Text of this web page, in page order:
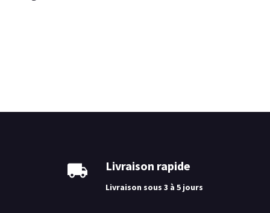
Livraison rapide
Livraison sous 3 à 5 jours